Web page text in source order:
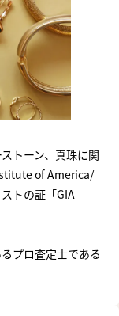
トーン、真珠に関
of America/
トの証「GIA
プロ査定士である